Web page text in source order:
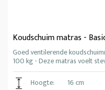
Koudschuim matras -
Goed ventilerende
100 kg - Deze matras voelt
Hoogte:
16 cm